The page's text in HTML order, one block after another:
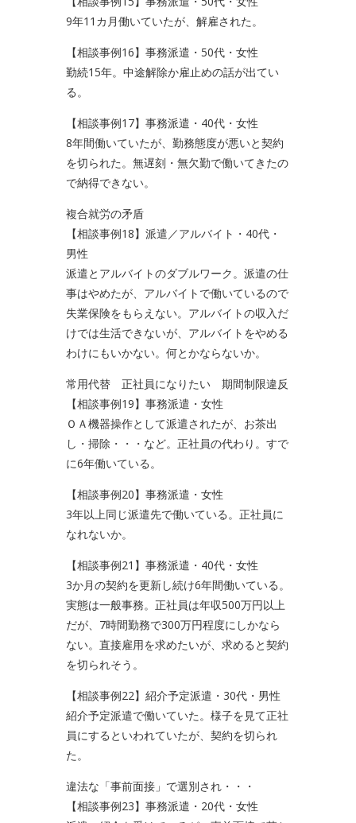
9年11カ月働いていたが、解雇された。
【相談事例16】事務派遣・50代・女性
勤続15年。中途解除か雇止めの話が出てい
る。
【相談事例17】事務派遣・40代・女性
8年間働いていたが、勤務態度が悪いと契約
を切られた。無遅刻・無欠勤で働いてきたの
で納得できない。
複合就労の矛盾
【相談事例18】派遣／アルバイト・40代・
男性
派遣とアルバイトのダブルワーク。派遣の仕
事はやめたが、アルバイトで働いているので
失業保険をもらえない。アルバイトの収入だ
けでは生活できないが、アルバイトをやめる
わけにもいかない。何とかならないか。
常用代替 正社員になりたい 期間制限違反
【相談事例19】事務派遣・女性
ＯＡ機器操作として派遣されたが、お茶出
し・掃除・・・など。正社員の代わり。すで
に6年働いている。
【相談事例20】事務派遣・女性
3年以上同じ派遣先で働いている。正社員に
なれないか。
【相談事例21】事務派遣・40代・女性
3か月の契約を更新し続け6年間働いている。
実態は一般事務。正社員は年収500万円以上
だが、7時間勤務で300万円程度にしかなら
ない。直接雇用を求めたいが、求めると契約
を切られそう。
【相談事例22】紹介予定派遣・30代・男性
紹介予定派遣で働いていた。様子を見て正社
員にするといわれていたが、契約を切られ
た。
違法な「事前面接」で選別され・・・
【相談事例23】事務派遣・20代・女性